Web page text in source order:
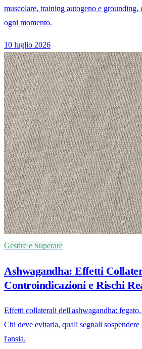
muscolare, training autogeno e grounding,
ogni momento.
10 luglio 2026
Gestire e Superare
Ashwagandha: Effetti
Controindicazioni e Rischi
Effetti collaterali dell'ashwagandha:
Chi deve evitarla, quali segnali sospendere
l'ansia.